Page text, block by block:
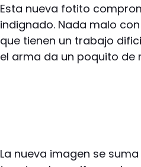
Esta nueva fotito
indignado. Nada malo
que tienen un trabajo
el arma da un poquito de
La nueva imagen se